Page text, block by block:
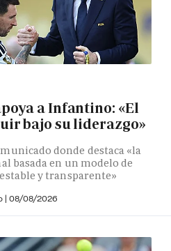
a Infantino: «El
bajo su liderazgo»
donde destaca «la
basada en un modelo de
y transparente»
| 08/08/2026